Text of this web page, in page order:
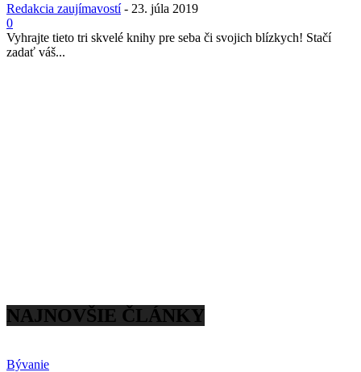
Redakcia zaujímavostí - 23. júla 2019
0
Vyhrajte tieto tri skvelé knihy pre seba či svojich blízkych! Stačí
zadať váš...
NAJNOVŠIE ČLÁNKY
Bývanie